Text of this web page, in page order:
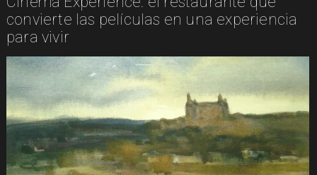
convierte las películas en una experiencia
para vivir